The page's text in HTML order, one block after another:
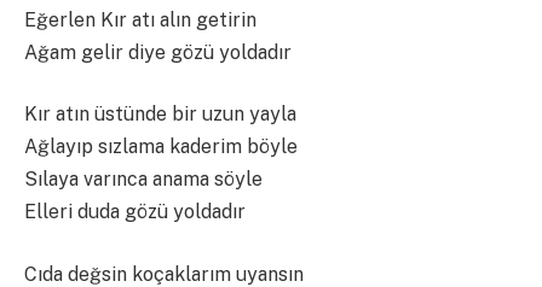
Eğerlen Kır atı alın getirin
Ağam gelir diye gözü yoldadır
Kır atın üstünde bir uzun yayla
Ağlayıp sızlama kaderim böyle
Sılaya varınca anama söyle
Elleri duda gözü yoldadır
Cıda değsin koçaklarım uyansın